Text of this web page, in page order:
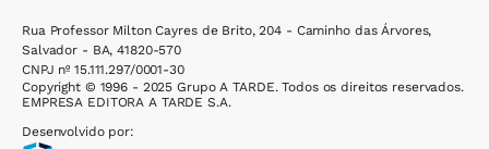
Rua Professor Milton Cayres de Brito, 204 - Caminho das Árvores,
Salvador - BA, 41820-570
CNPJ nº 15.111.297/0001-30
Copyright © 1996 - 2025 Grupo A TARDE. Todos os direitos reservados.
EMPRESA EDITORA A TARDE S.A.
Desenvolvido por: